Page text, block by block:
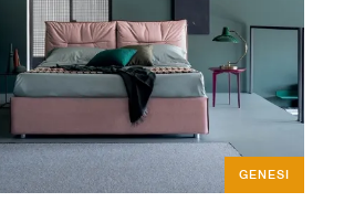
GENESI